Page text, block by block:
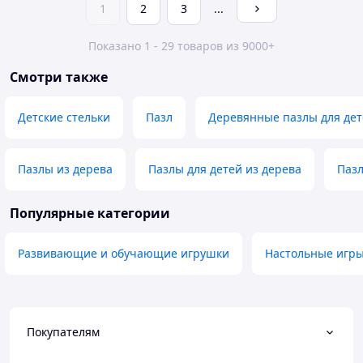
1 2 3 ...
Показано 1 - 29 товаров из 9000+
Смотри также
Детские стельки Пазл Деревянные пазлы для
Пазлы из дерева Пазлы для детей из дерева
Популярные категории
Развивающие и обучающие игрушки Настольные
Покупателям